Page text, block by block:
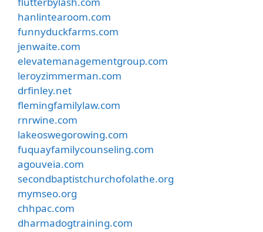
hanlintearoom.com
funnyduckfarms.com
jenwaite.com
elevatemanagementgroup.com
leroyzimmerman.com
drfinley.net
flemingfamilylaw.com
rnrwine.com
lakeoswegorowing.com
fuquayfamilycounseling.com
agouveia.com
secondbaptistchurchofolathe.org
mymseo.org
chhpac.com
dharmadogtraining.com